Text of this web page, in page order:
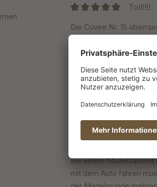
von 5 von 5 Sternen
Toll!!!!
Die Cuvee Nr. 15
Bewertung mit 5 von 5
Noch nie etwas so
und so lecker.
Bewertung mit 5 von 5
ein
Bei einem
mit dem Auto fahren